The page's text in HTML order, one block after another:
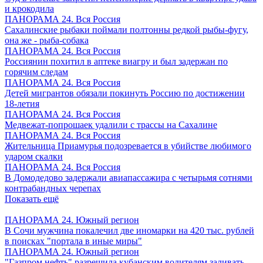
и крокодила
ПАНОРАМА 24. Вся Россия
Сахалинские рыбаки поймали полтонны редкой рыбы-фугу,
она же - рыба-собака
ПАНОРАМА 24. Вся Россия
Россиянин похитил в аптеке виагру и был задержан по
горячим следам
ПАНОРАМА 24. Вся Россия
Детей мигрантов обязали покинуть Россию по достижении
18-летия
ПАНОРАМА 24. Вся Россия
Медвежат-попрошаек удалили с трассы на Сахалине
ПАНОРАМА 24. Вся Россия
Жительница Приамурья подозревается в убийстве любимого
ударом скалки
ПАНОРАМА 24. Вся Россия
В Домодедово задержали авиапассажира с четырьмя сотнями
контрабандных черепах
Показать ещё
ПАНОРАМА 24. Южный регион
В Сочи мужчина покалечил две иномарки на 420 тыс. рублей
в поисках "портала в иные миры"
ПАНОРАМА 24. Южный регион